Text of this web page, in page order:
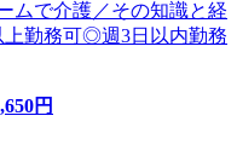
ムで介護／その知識と経
上勤務可◎週3日以内勤務
円